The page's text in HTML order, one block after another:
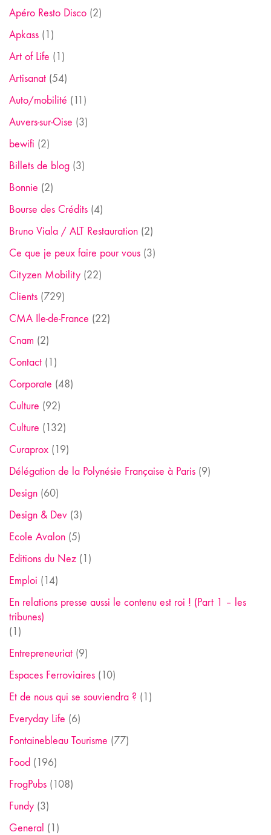
Apéro Resto Disco (2)
Apkass (1)
Art of Life (1)
Artisanat (54)
Auto/mobilité (11)
Auvers-sur-Oise (3)
bewifi (2)
Billets de blog (3)
Bonnie (2)
Bourse des Crédits (4)
Bruno Viala / ALT Restauration (2)
Ce que je peux faire pour vous (3)
Cityzen Mobility (22)
Clients (729)
CMA Ile-de-France (22)
Cnam (2)
Contact (1)
Corporate (48)
Culture (92)
Culture (132)
Curaprox (19)
Délégation de la Polynésie Française à Paris (9)
Design (60)
Design & Dev (3)
Ecole Avalon (5)
Editions du Nez (1)
Emploi (14)
En relations presse aussi le contenu est roi ! (Part 1 – les
tribunes)
(1)
Entrepreneuriat (9)
Espaces Ferroviaires (10)
Et de nous qui se souviendra ? (1)
Everyday Life (6)
Fontainebleau Tourisme (77)
Food (196)
FrogPubs (108)
Fundy (3)
General (1)